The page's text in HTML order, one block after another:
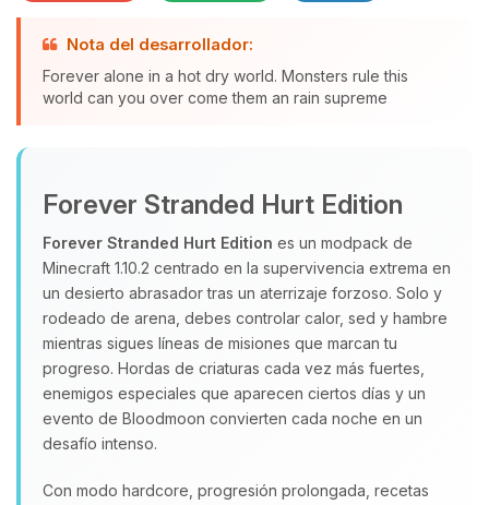
Nota del desarrollador:
Forever alone in a hot dry world. Monsters rule this
world can you over come them an rain supreme
Forever Stranded Hurt Edition
Forever Stranded Hurt Edition es un modpack de
Minecraft 1.10.2 centrado en la supervivencia extrema en
un desierto abrasador tras un aterrizaje forzoso. Solo y
rodeado de arena, debes controlar calor, sed y hambre
mientras sigues líneas de misiones que marcan tu
progreso. Hordas de criaturas cada vez más fuertes,
enemigos especiales que aparecen ciertos días y un
evento de Bloodmoon convierten cada noche en un
desafío intenso.
Con modo hardcore, progresión prolongada, recetas
Yupi, por fin alguien con quien
hablar! Soy Choupy, tu pequeno
06/08/2026 18:20